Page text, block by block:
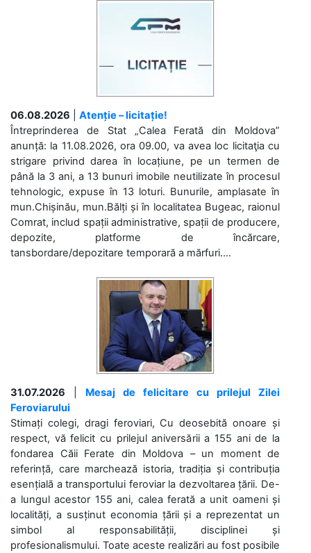
06.08.2026
Atenție – licitație!
Întreprinderea de Stat „Calea Ferată din Moldova”
anunță: la 11.08.2026, ora 09.00, va avea loc licitaţia cu
strigare privind darea în locațiune, pe un termen de
până la 3 ani, a 13 bunuri imobile neutilizate în procesul
tehnologic, expuse în 13 loturi. Bunurile, amplasate în
mun.Chișinău, mun.Bălți și în localitatea Bugeac, raionul
Comrat, includ spații administrative, spații de producere,
depozite, platforme de încărcare,
tansbordare/depozitare temporară a mărfuri....
31.07.2026
Mesaj de felicitare cu prilejul Zilei
Feroviarului
Stimați colegi, dragi feroviari, Cu deosebită onoare și
respect, vă felicit cu prilejul aniversării a 155 ani de la
fondarea Căii Ferate din Moldova – un moment de
referință, care marchează istoria, tradiția și contribuția
esențială a transportului feroviar la dezvoltarea țării. De-
a lungul acestor 155 ani, calea ferată a unit oameni și
localități, a susținut economia țării și a reprezentat un
simbol al responsabilității, disciplinei și
profesionalismului. Toate aceste realizări au fost posibile